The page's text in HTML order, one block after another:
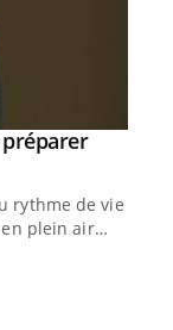
préparer
de vie !
en plein air…